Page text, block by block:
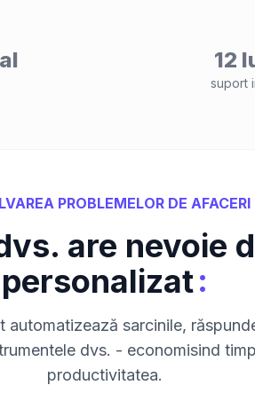
12
suport
PROBLEMELOR DE AFACERI
are nevoie
personalizat:
automatizează sarcinile,
dvs. - economisind
productivitatea.